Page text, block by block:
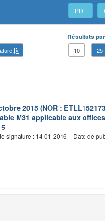
PDF
Résultats
10 25
2015 (NOR :
M31 applicable aux
signature : 14-01-2016
Date de